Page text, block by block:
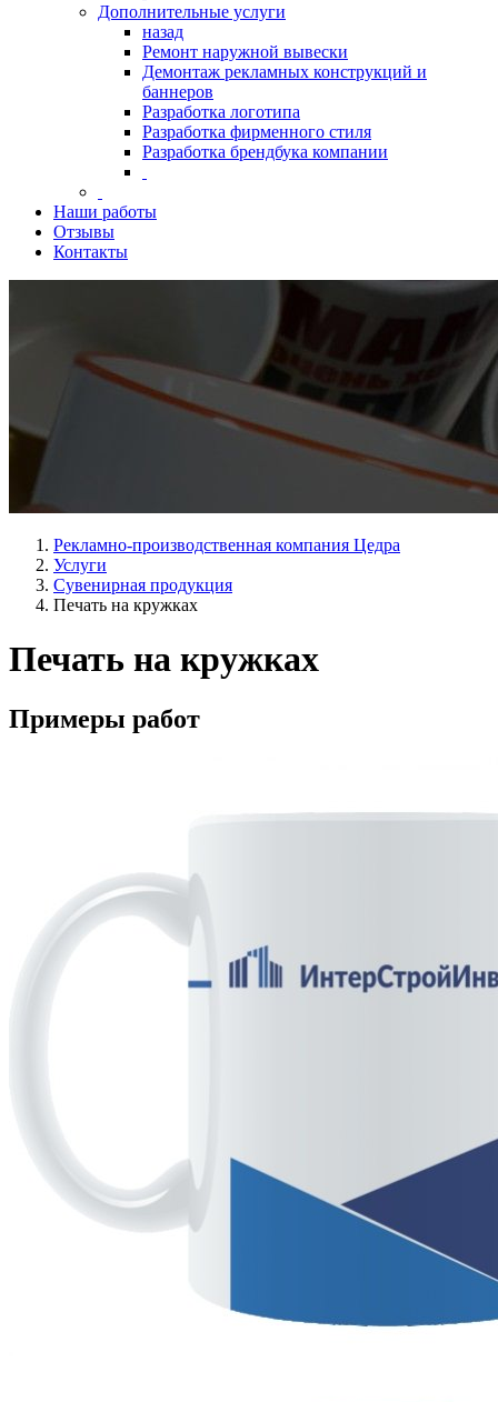
Дополнительные услуги
назад
Ремонт наружной вывески
Демонтаж рекламных конструкций и
баннеров
Разработка логотипа
Разработка фирменного стиля
Разработка брендбука компании
Наши работы
Отзывы
Контакты
Рекламно-производственная компания Цедра
Услуги
Сувенирная продукция
Печать на кружках
Печать на кружках
Примеры работ